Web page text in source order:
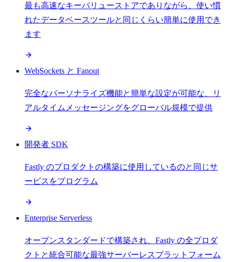
最も高速なキーバリューストアでありながら、使い慣
れたデータベースツールと同じくらい簡単に使用でき
ます
WebSockets と Fanout
完全なパーソナライズ機能と簡単な設定が可能な、リ
アルタイムメッセージングをグローバル規模で提供
開発者 SDK
Fastly のプロダクトの構築に使用しているのと同じサ
ービスをプログラム
Enterprise Serverless
オープンスタンダードで構築され、Fastly の全プロダ
クトと統合可能な最強サーバーレスプラットフォーム